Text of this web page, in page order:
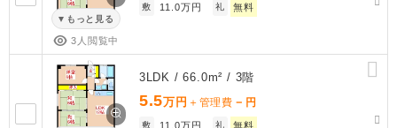
もっと見る
3人閲覧中
敷 11.0万円 礼 無料
3LDK / 66.0m² / 3階
5.5万円 ＋管理費 － 円
敷 11.0万円 礼 無料